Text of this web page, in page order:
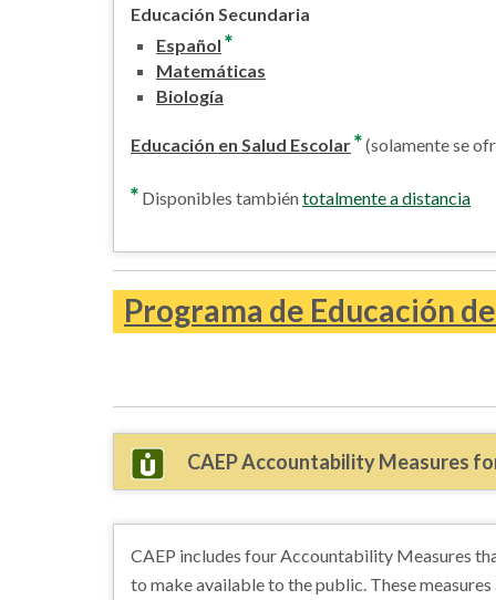
Educación Secundaria
Español *
Matemáticas
Biología
Educación en Salud Escolar*(solamente se
* Disponibles tambiéntotalmente a distancia
Programa de Educación
CAEP Accountability Measures
CAEP includes four Accountability Measures
to make available to the public. These